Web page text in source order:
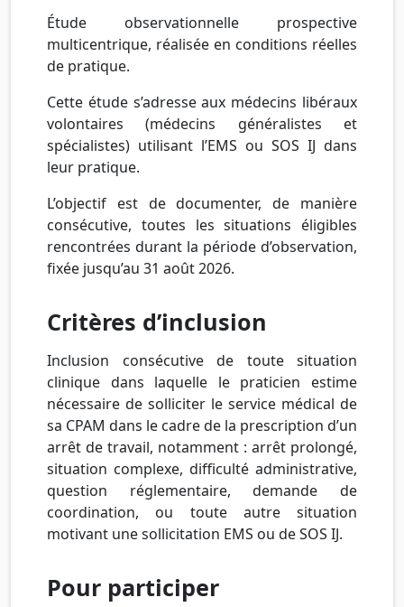
Étude observationnelle prospective
multicentrique, réalisée en conditions réelles
de pratique.
Cette étude s’adresse aux médecins libéraux
volontaires (médecins généralistes et
spécialistes) utilisant l’EMS ou SOS IJ dans
leur pratique.
L’objectif est de documenter, de manière
consécutive, toutes les situations éligibles
rencontrées durant la période d’observation,
fixée jusqu’au 31 août 2026.
Critères d’inclusion
Inclusion consécutive de toute situation
clinique dans laquelle le praticien estime
nécessaire de solliciter le service médical de
sa CPAM dans le cadre de la prescription d’un
arrêt de travail, notamment : arrêt prolongé,
situation complexe, difficulté administrative,
question réglementaire, demande de
coordination, ou toute autre situation
motivant une sollicitation EMS ou de SOS IJ.
Pour participer